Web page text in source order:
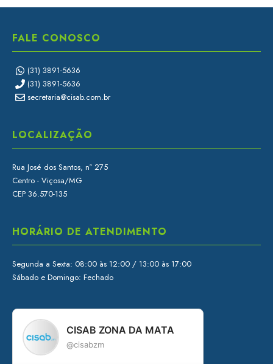
FALE CONOSCO
(31) 3891-5636
(31) 3891-5636
secretaria@cisab.com.br
LOCALIZAÇÃO
Rua José dos Santos, nº 275
Centro - Viçosa/MG
CEP 36.570-135
HORÁRIO DE ATENDIMENTO
Segunda a Sexta: 08:00 às 12:00 / 13:00 às 17:00
Sábado e Domingo: Fechado
CISAB ZONA DA MATA
@cisabzm